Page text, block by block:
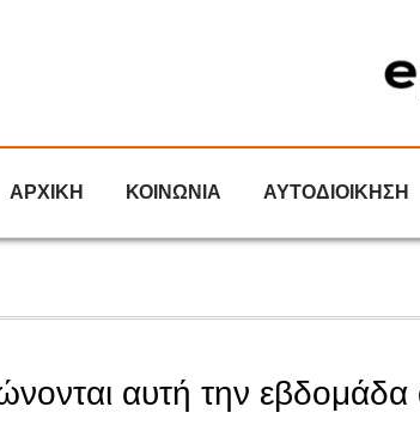
ΑΡΧΙΚΗ ΚΟΙΝΩΝΙΑ ΑΥΤΟΔΙΟΙΚΗΣΗ
αυτή την